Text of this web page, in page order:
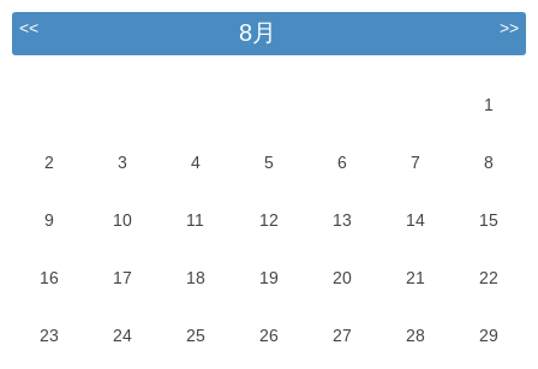
<< 8月 >>
1
2 3 4 5 6 7 8
9 10 11 12 13 14 15
16 17 18 19 20 21 22
23 24 25 26 27 28 29